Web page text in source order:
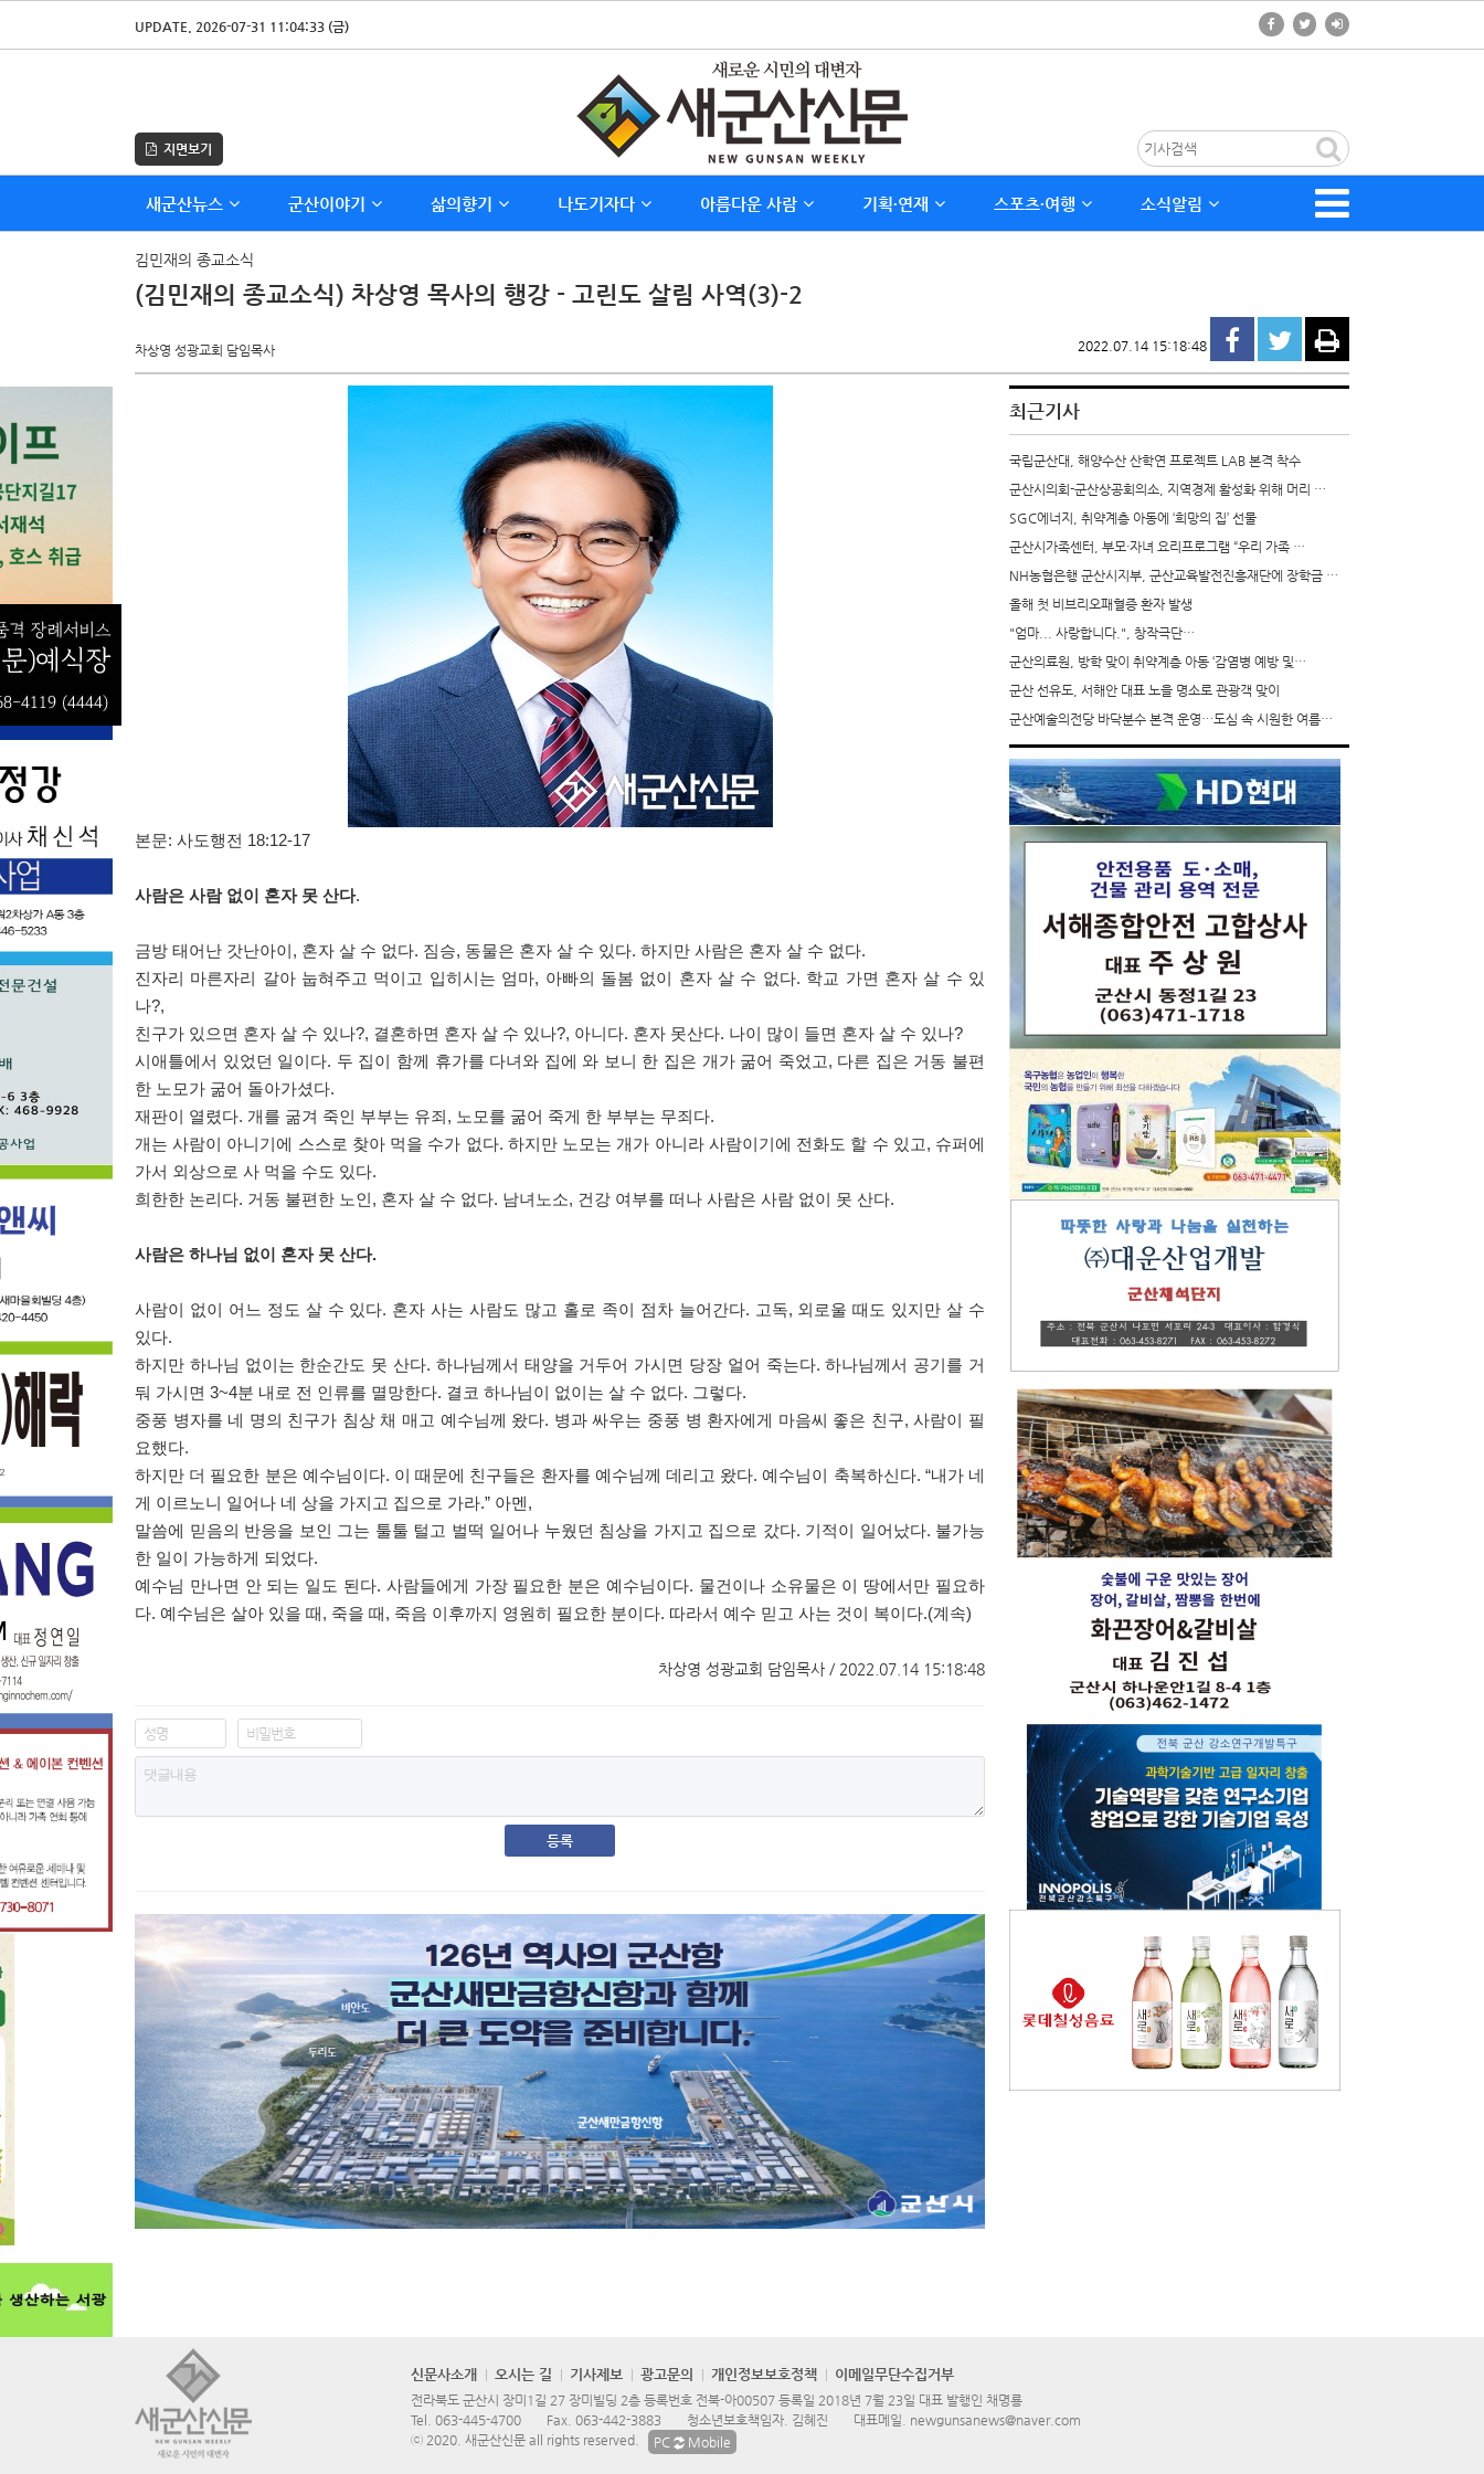
UPDATE. 2026-07-31 11:04:33 (금)
지면보기
새군산뉴스 군산이야기 삶의향기 나도기자다 아름다운 사람 기획∙연재 스포츠∙여행 소식알림
김민재의 종교소식
(김민재의 종교소식) 차상영 목사의 행강 - 고린도 살림 사역(3)-2
차상영 성광교회 담임목사 2022.07.14 15:18:48
본문: 사도행전 18:12-17
사람은 사람 없이 혼자 못 산다.
금방 태어난 갓난아이 , 혼자 살 수 없다. 짐승, 동물은 혼자 살 수 있다. 하지만 사람은 혼자 살 수 없다.
진자리 마른자리 갈아 눕혀주고 먹이고 입히시는 엄마, 아빠의 돌봄 없이 혼자 살 수 없다. 학교 가면 혼자 살 수 있
나?,
친구가 있으면 혼자 살 수 있나?, 결혼하면 혼자 살 수 있나?, 아니다. 혼자 못산다. 나이 많이 들면 혼자 살 수 있나?
시애틀에서 있었던 일이다. 두 집이 함께 휴가를 다녀와 집에 와 보니 한 집은 개가 굶어 죽었고, 다른 집은 거동 불편
한 노모가 굶어 돌아가셨다.
재판이 열렸다. 개를 굶겨 죽인 부부는 유죄 , 노모를 굶어 죽게 한 부부는 무죄다.
개는 사람이 아니기에 스스로 찾아 먹을 수가 없다. 하지만 노모는 개가 아니라 사람이기에 전화도 할 수 있고, 슈퍼에
가서 외상으로 사 먹을 수도 있다.
희한한 논리다. 거동 불편한 노인 , 혼자 살 수 없다. 남녀노소, 건강 여부를 떠나 사람은 사람 없이 못 산다.
사람은 하나님 없이 혼자 못 산다.
사람이 없이 어느 정도 살 수 있다. 혼자 사는 사람도 많고 홀로 족이 점차 늘어간다. 고독, 외로울 때도 있지만 살 수
있다.
하지만 하나님 없이는 한순간도 못 산다. 하나님께서 태양을 거두어 가시면 당장 얼어 죽는다.하나님께서 공기를 거
둬 가시면 3~4분 내로 전 인류를 멸망한다. 결코 하나님이 없이는 살 수 없다. 그렇다.
중풍 병자를 네 명의 친구가 침상 채 매고 예수님께 왔다. 병과 싸우는 중풍 병 환자에게 마음씨 좋은 친구,사람이 필
요했다.
하지만 더 필요한 분은 예수님이다. 이 때문에 친구들은 환자를 예수님께 데리고 왔다. 예수님이 축복하신다. “내가 네
게 이르노니 일어나 네 상을 가지고 집으로 가라.” 아멘 ,
말씀에 믿음의 반응을 보인 그는 툴툴 털고 벌떡 일어나 누웠던 침상을 가지고 집으로 갔다. 기적이 일어났다. 불가능
한 일이 가능하게 되었다.
예수님 만나면 안 되는 일도 된다. 사람들에게 가장 필요한 분은 예수님이다. 물건이나 소유물은 이 땅에서만 필요하
다. 예수님은 살아 있을 때 , 죽을 때 , 죽음 이후까지 영원히 필요한 분이다. 따라서 예수 믿고 사는 것이 복이다.(계속)
차상영 성광교회 담임목사 / 2022.07.14 15:18:48
최근기사
국립군산대, 해양수산 산학연 프로젝트 LAB 본격 착수
군산시의회-군산상공회의소, 지역경제 활성화 위해 머리 …
SGC에너지, 취약계층 아동에 ‘희망의 집’ 선물
군산시가족센터, 부모·자녀 요리프로그램 “우리 가족 …
NH농협은행 군산시지부, 군산교육발전진흥재단에 장학금 …
올해 첫 비브리오패혈증 환자 발생
"엄마... 사랑합니다.", 창작극단…
군산의료원, 방학 맞이 취약계층 아동 ‘감염병 예방 및…
군산 선유도, 서해안 대표 노을 명소로 관광객 맞이
군산예술의전당 바닥분수 본격 운영…도심 속 시원한 여름…
신문사소개 오시는 길 기사제보 광고문의 개인정보보호정책 이메일무단수집거부
전라북도 군산시 장미1길 27 장미빌딩 2층 등록번호 전북-아00507 등록일 2018년 7월 23일 대표 발행인 채명룡
Tel. 063-445-4700 Fax. 063-442-3883 청소년보호책임자. 김혜진 대표메일. newgunsanews@naver.com
ⓒ 2020. 새군산신문 all rights reserved.
PC Mobile